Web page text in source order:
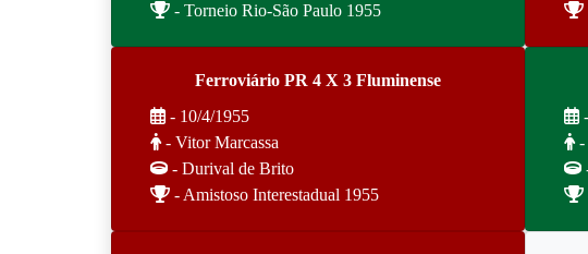
- Torneio Rio-São Paulo 1955
Ferroviário PR 4 X 3 Fluminense
- 10/4/1955
- Vitor Marcassa
- Durival de Brito
- Amistoso Interestadual 1955
-